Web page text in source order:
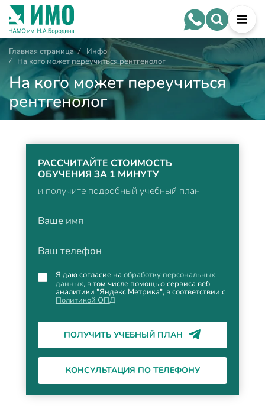
Главная страница /
Инфо
/
На кого может переучиться рентгенолог
На кого может переучиться
рентгенолог
РАССЧИТАЙТЕ СТОИМОСТЬ
ОБУЧЕНИЯ ЗА 1 МИНУТУ
и получите подробный учебный план
Ваше имя
Ваш телефон
Я даю согласие на обработку персональных
данных, в том числе помощью сервиса веб-
аналитики "Яндекс.Метрика", в соответствии с
Политикой ОПД
ПОЛУЧИТЬ УЧЕБНЫЙ ПЛАН
КОНСУЛЬТАЦИЯ ПО ТЕЛЕФОНУ